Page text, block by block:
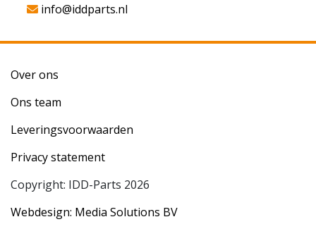
info@iddparts.nl
Over ons
Ons team
Leveringsvoorwaarden
Privacy statement
Copyright: IDD-Parts 2026
Webdesign: Media Solutions BV